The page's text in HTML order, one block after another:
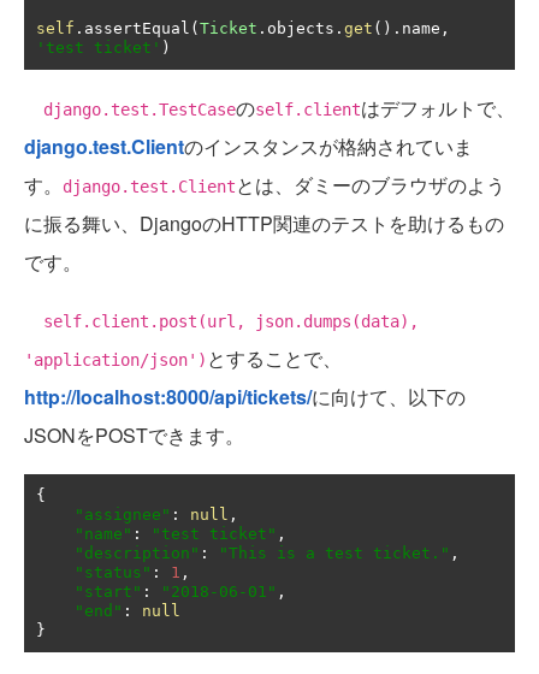
self . assertEqual (Ticket . objects . get (). name ,
'test ticket' )
django.test.TestCaseのself.clientはデフォルトで、
django.test.Clientのインスタンスが格納されていま
す。
django.test.Clientとは、ダミーのブラウザのよう
に振る舞い、DjangoのHTTP関連のテストを助けるもの
です。
self.client.post(url, json.dumps(data),
'application/json') とすることで、
http://localhost:8000/api/tickets/に向けて、以下の
JSONをPOSTできます。
{
"assignee" : null ,
"name" : "test ticket" ,
"description" : "This is a test ticket." ,
"status" : 1 ,
"start" : "2018-06-01" ,
"end" :
null
}